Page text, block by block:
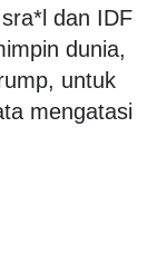
dan IDF
dunia,
untuk
mengatasi